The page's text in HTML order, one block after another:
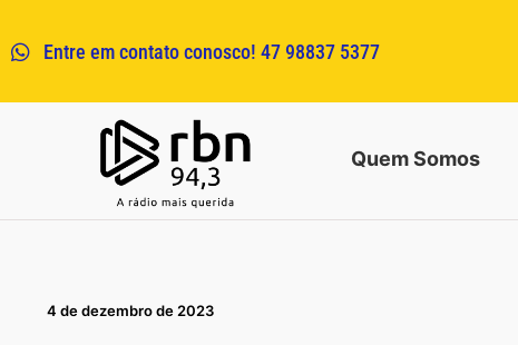
Entre em contato conosco! 47 98837 5377
Quem Somos
4 de dezembro de 2023